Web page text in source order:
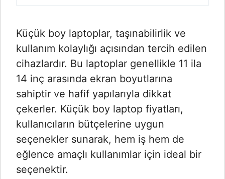
Küçük boy laptoplar, taşınabilirlik ve
kullanım kolaylığı açısından tercih edilen
cihazlardır. Bu laptoplar genellikle 11 ila
14 inç arasında ekran boyutlarına
sahiptir ve hafif yapılarıyla dikkat
çekerler. Küçük boy laptop fiyatları,
kullanıcıların bütçelerine uygun
seçenekler sunarak, hem iş hem de
eğlence amaçlı kullanımlar için ideal bir
seçenektir.